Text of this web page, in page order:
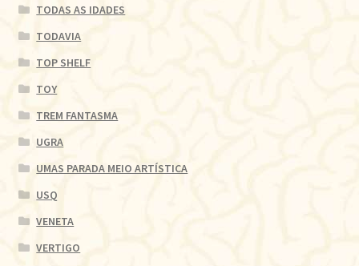
TODAS AS IDADES
TODAVIA
TOP SHELF
TOY
TREM FANTASMA
UGRA
UMAS PARADA MEIO ARTÍSTICA
USQ
VENETA
VERTIGO